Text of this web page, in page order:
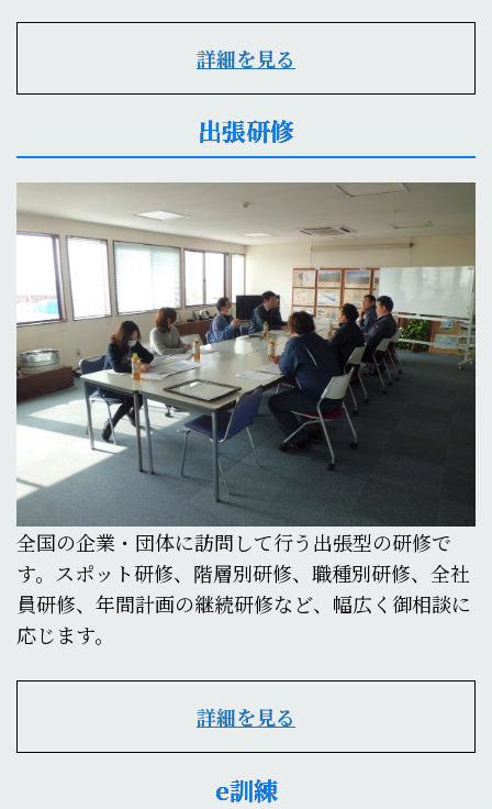
詳細を見る
出張研修
全国の企業・団体に訪問して行う出張型の研修で
す。スポット研修、階層別研修、職種別研修、全社
員研修、年間計画の継続研修など、幅広く御相談に
応じます。
詳細を見る
e訓練